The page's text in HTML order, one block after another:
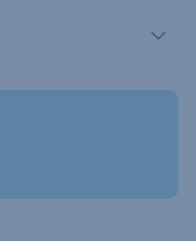
cégekre
körvonalazódik,
Az egyiket a